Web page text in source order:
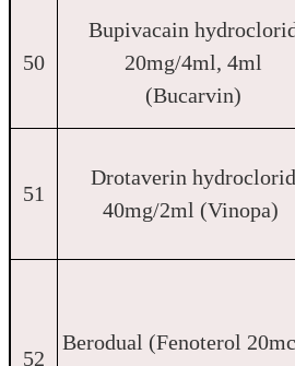
50
Bupivacain
20mg/4ml, 4ml
(Bucarvin)
51
Drotaverin hydroclorid
40mg/2ml (Vinopa)
52
Berodual (Fenoterol